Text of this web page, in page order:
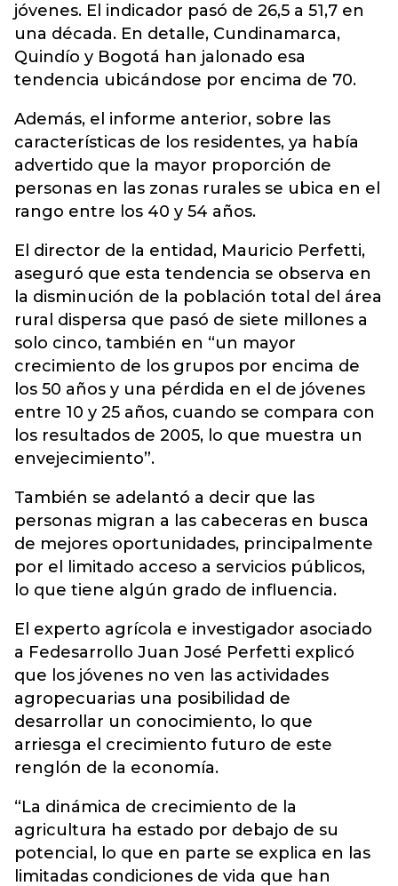
jóvenes. El indicador pasó de 26,5 a 51,7 en
una década. En detalle, Cundinamarca,
Quindío y Bogotá han jalonado esa
tendencia ubicándose por encima de 70.
Además, el informe anterior, sobre las
características de los residentes, ya había
advertido que la mayor proporción de
personas en las zonas rurales se ubica en el
rango entre los 40 y 54 años.
El director de la entidad, Mauricio Perfetti,
aseguró que esta tendencia se observa en
la disminución de la población total del área
rural dispersa que pasó de siete millones a
solo cinco, también en “un mayor
crecimiento de los grupos por encima de
los 50 años y una pérdida en el de jóvenes
entre 10 y 25 años, cuando se compara con
los resultados de 2005, lo que muestra un
envejecimiento”.
También se adelantó a decir que las
personas migran a las cabeceras en busca
de mejores oportunidades, principalmente
por el limitado acceso a servicios públicos,
lo que tiene algún grado de influencia.
El experto agrícola e investigador asociado
a Fedesarrollo Juan José Perfetti explicó
que los jóvenes no ven las actividades
agropecuarias una posibilidad de
desarrollar un conocimiento, lo que
arriesga el crecimiento futuro de este
renglón de la economía.
“La dinámica de crecimiento de la
agricultura ha estado por debajo de su
potencial, lo que en parte se explica en las
limitadas condiciones de vida que han